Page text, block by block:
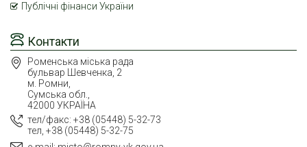
Контакти
Роменська міська рада
бульвар Шевченка, 2
м. Ромни,
Сумська обл.,
42000 УКРАЇНА
тел/факс: +38 (05448) 5-32-73
тел, +38 (05448) 5-32-75
Публічні фінанси України